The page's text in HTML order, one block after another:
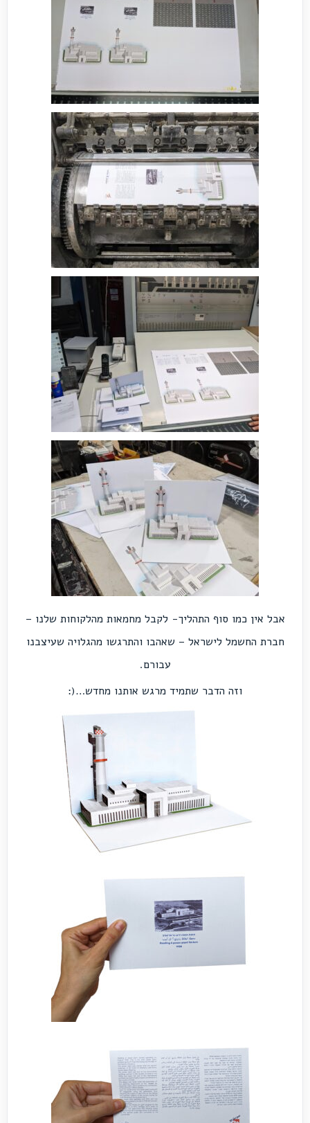
אבל אין כמו סוף התהליך- לקבל מחמאות מהלקוחות שלנו –
חברת החשמל לישראל – שאהבו והתרגשו מהגלויה שעיצבנו
עבורם.
וזה הדבר שתמיד מרגש אותנו מחדש…(: